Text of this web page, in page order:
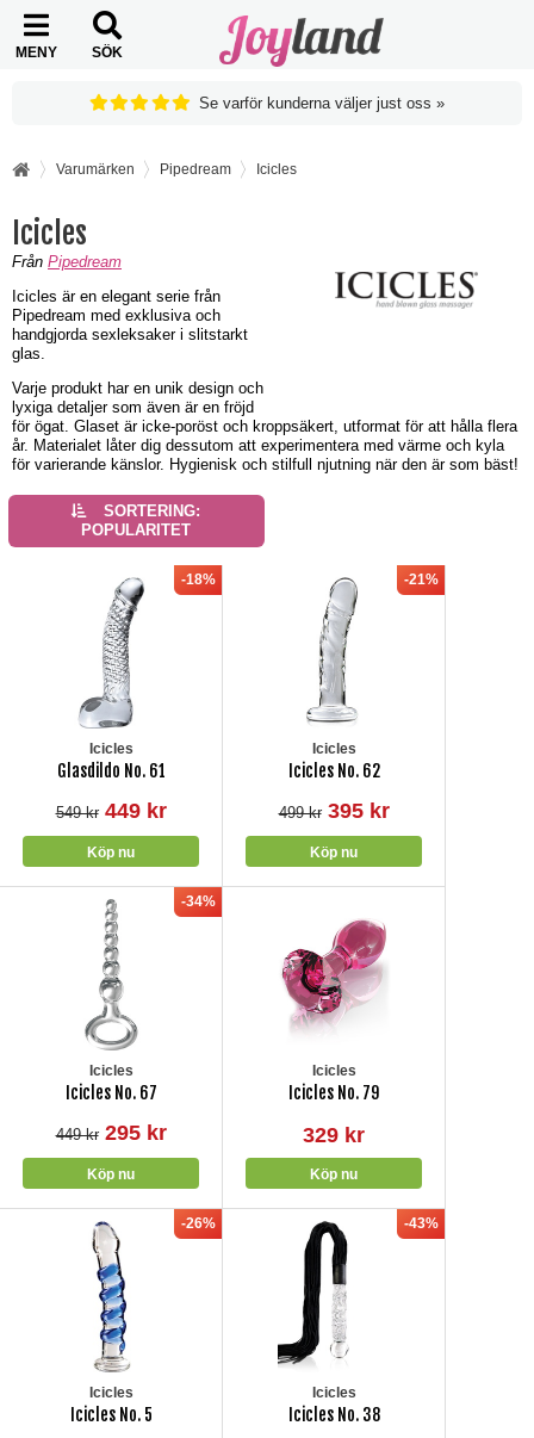
MENY SÖK
Se varför kunderna väljer just oss »
Varumärken Pipedream Icicles
Icicles
Från Pipedream
Icicles är en elegant serie från
Pipedream med exklusiva och
handgjorda sexleksaker i slitstarkt
glas.
Varje produkt har en unik design och
lyxiga detaljer som även är en fröjd
för ögat. Glaset är icke-poröst och kroppsäkert, utformat för att hålla flera
år. Materialet låter dig dessutom att experimentera med värme och kyla
för varierande känslor. Hygienisk och stilfull njutning när den är som bäst!
SORTERING:
POPULARITET
-18%
549 kr 449 kr
Icicles
Glasdildo No. 61
-21%
499 kr 395 kr
Icicles
Icicles No. 62
-34%
449 kr 295 kr
Icicles
Icicles No. 67
329 kr
Icicles
Icicles No. 79
-26%
Icicles
Icicles No. 5
-43%
Icicles
Icicles No. 38